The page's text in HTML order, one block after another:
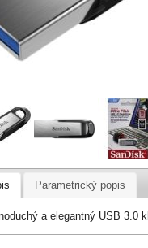
Parametrický popis
a elegantný USB 3.0